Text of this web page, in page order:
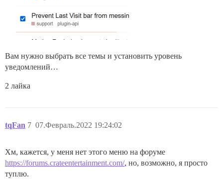
Вам нужно выбрать все темы и установить уровень
уведомлений…
2 лайка
tqFan 07.Февраль.2022 19:24:02
7
Хм, кажется, у меня нет этого меню на форуме
https://forums.crateentertainment.com/, но, возможно, я просто
туплю.